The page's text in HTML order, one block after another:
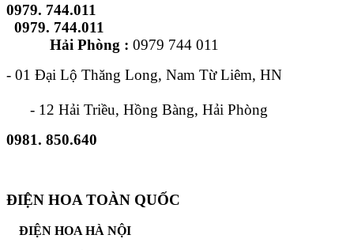
0979. 744.011
0979. 744.011
Hải Phòng : 0979 744 011
- 01 Đại Lộ Thăng Long, Nam Từ Liêm, HN
- 12 Hải Triều, Hồng Bàng, Hải Phòng
0981. 850.640
ĐIỆN HOA TOÀN QUỐC
ĐIỆN HOA HÀ NỘI